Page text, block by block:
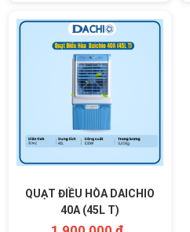
QUẠT ĐIỀU HÒA DAICHIO
40A (45L T)